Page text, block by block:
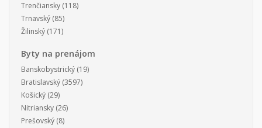
Trenčiansky (118)
Trnavský (85)
Žilinský (171)
Byty na prenájom
Banskobystrický (19)
Bratislavský (3597)
Košický (29)
Nitriansky (26)
Prešovský (8)